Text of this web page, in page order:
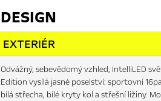
DESIGN
EXTERIÉR
Odvážný, sebevědomý vzhled, IntelliLED
Edition vysílá jasné poselství: sportovní
bílá střecha, bílé kryty kol a střešní ližiny.